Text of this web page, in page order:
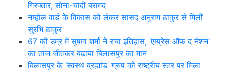
गिरफ्तार, सोना-चांदी बरामद
नम्होल वार्ड के विकास को लेकर सांसद अनुराग ठाकुर से मिलीं
सुरभि ठाकुर
67 की उम्र में सुषमा शर्मा ने रचा इतिहास, ‘एम्प्रेस ऑफ द नेशन’
का ताज जीतकर बढ़ाया बिलासपुर का मान
बिलासपुर के ‘स्वस्थ ब्रह्मांड’ ग्रुप को राष्ट्रीय स्तर पर मिला